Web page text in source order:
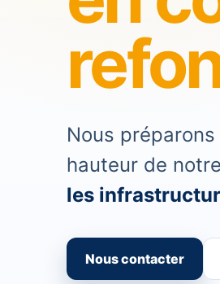
Nous
hauteur de
les
Nous contacter